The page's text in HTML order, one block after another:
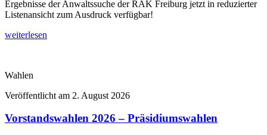
Ergebnisse der Anwaltssuche der RAK Freiburg jetzt in reduzierter
Listenansicht zum Ausdruck verfügbar!
weiterlesen
Wahlen
Veröffentlicht am 2. August 2026
Vorstandswahlen 2026 – Präsidiumswahlen